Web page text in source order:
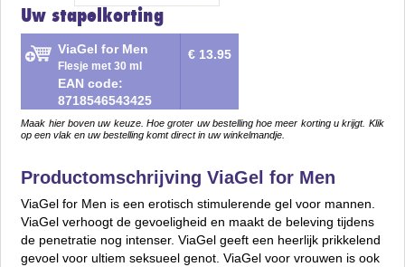
Uw stapelkorting
ViaGel for Men
Flesje met 30 ml
EAN code:
8718546543425
€ 13.95
Maak hier boven uw keuze. Hoe groter uw bestelling hoe meer korting u krijgt. Klik
op een vlak en uw bestelling komt direct in uw winkelmandje.
Productomschrijving ViaGel for Men
ViaGel for Men is een erotisch stimulerende gel voor mannen.
ViaGel verhoogt de gevoeligheid en maakt de beleving tijdens
de penetratie nog intenser. ViaGel geeft een heerlijk prikkelend
gevoel voor ultiem seksueel genot. ViaGel voor vrouwen is ook